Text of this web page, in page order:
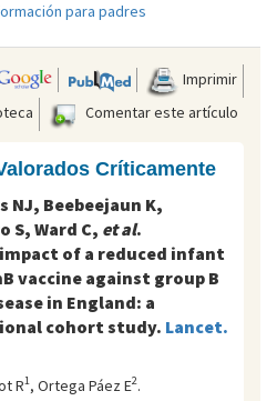
para padres
Imprimir
Comentar este artículo
Críticamente
NJ, Beebeejaun K,
S, Ward C, et al.
of a reduced infant
vaccine against group B
in England: a
cohort study. Lancet.
R1, Ortega Páez E2.